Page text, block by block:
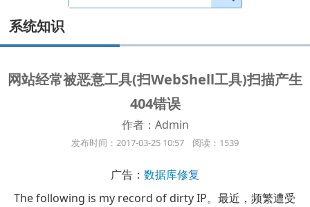
系统知识
网站经常被恶意工具(扫WebShell工具)扫描产生
404错误
作者：Admin
发布时间：2017-03-25 10:57 阅读：1539
广告： 数据库修复
The following is my record of dirty IP。最近，频繁遭受